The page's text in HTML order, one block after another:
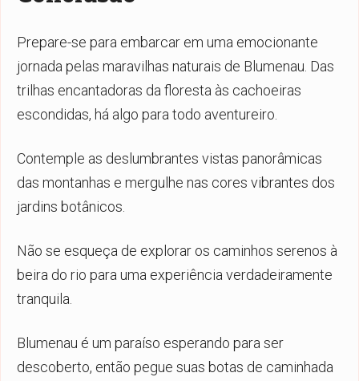
Prepare-se para embarcar em uma emocionante
jornada pelas maravilhas naturais de Blumenau. Das
trilhas encantadoras da floresta às cachoeiras
escondidas, há algo para todo aventureiro.
Contemple as deslumbrantes vistas panorâmicas
das montanhas e mergulhe nas cores vibrantes dos
jardins botânicos.
Não se esqueça de explorar os caminhos serenos à
beira do rio para uma experiência verdadeiramente
tranquila.
Blumenau é um paraíso esperando para ser
descoberto, então pegue suas botas de caminhada